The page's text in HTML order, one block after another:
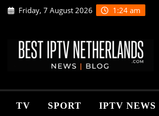
Skip Friday, 7 August 2026 1:24 am
TV SPORT IPTV NEWS